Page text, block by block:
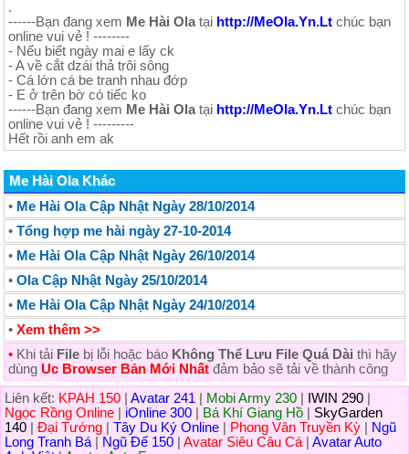
.
------Bạn đang xem Me Hài Ola tại http://MeOla.Yn.Lt chúc bạn
online vui vẻ ! --------
- Nếu biết ngày mai e lấy ck
- A về cắt dzái thả trôi sông
- Cá lớn cá be tranh nhau đớp
- E ở trên bờ có tiếc ko
------Bạn đang xem Me Hài Ola tại http://MeOla.Yn.Lt chúc bạn
online vui vẻ ! ---------
Hết rồi anh em ak
Me Hài Ola Khác
• Me Hài Ola Cập Nhật Ngày 28/10/2014
• Tổng hợp me hài ngày 27-10-2014
• Me Hài Ola Cập Nhật Ngày 26/10/2014
• Ola Cập Nhật Ngày 25/10/2014
• Me Hài Ola Cập Nhật Ngày 24/10/2014
• Xem thêm >>
• Khi tải File bị lỗi hoặc báo Không Thể Lưu File Quá Dài thì hãy
dùng Uc Browser Bản Mới Nhất đảm bảo sẽ tải về thành công
Liên kết: KPAH 150 Avatar 241 Mobi Army 230 IWIN 290
Ngọc Rồng Online
iOnline 300 Bá Khí Giang Hồ
SkyGarden
140
Đại Tướng Tây Du Ký Online Phong Vân Truyền Kỳ
Ngũ
Long Tranh Bá
Ngũ Đế 150 Avatar Siêu Câu Cá
Avatar Auto